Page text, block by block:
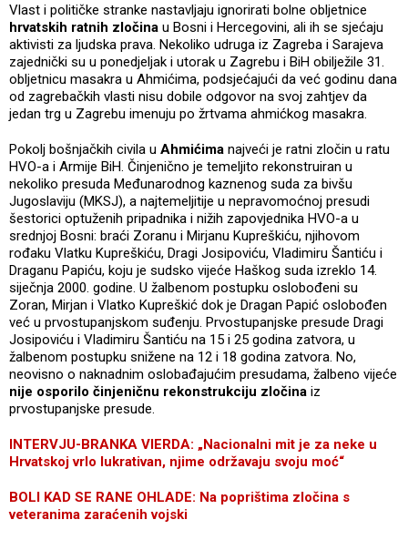
Vlast i političke stranke nastavljaju ignorirati bolne obljetnice
hrvatskih ratnih zločina u Bosni i Hercegovini, ali ih se sjećaju
aktivisti za ljudska prava. Nekoliko udruga iz Zagreba i Sarajeva
zajednički su u ponedjeljak i utorak u Zagrebu i BiH obilježile 31.
obljetnicu masakra u Ahmićima, podsjećajući da već godinu dana
od zagrebačkih vlasti nisu dobile odgovor na svoj zahtjev da
jedan trg u Zagrebu imenuju po žrtvama ahmićkog masakra.
Pokolj bošnjačkih civila u Ahmićima najveći je ratni zločin u ratu
HVO-a i Armije BiH. Činjenično je temeljito rekonstruiran u
nekoliko presuda Međunarodnog kaznenog suda za bivšu
Jugoslaviju (MKSJ), a najtemeljitije u nepravomoćnoj presudi
šestorici optuženih pripadnika i nižih zapovjednika HVO-a u
srednjoj Bosni: braći Zoranu i Mirjanu Kupreškiću, njihovom
rođaku Vlatku Kupreškiću, Dragi Josipoviću, Vladimiru Šantiću i
Draganu Papiću, koju je sudsko vijeće Haškog suda izreklo 14.
siječnja 2000. godine. U žalbenom postupku oslobođeni su
Zoran, Mirjan i Vlatko Kupreškić dok je Dragan Papić oslobođen
već u prvostupanjskom suđenju. Prvostupanjske presude Dragi
Josipoviću i Vladimiru Šantiću na 15 i 25 godina zatvora, u
žalbenom postupku snižene na 12 i 18 godina zatvora. No,
neovisno o naknadnim oslobađajućim presudama, žalbeno vijeće
nije osporilo činjeničnu rekonstrukciju zločina iz
prvostupanjske presude.
INTERVJU-BRANKA VIERDA: „Nacionalni mit je za neke u
Hrvatskoj vrlo lukrativan, njime održavaju svoju moć“
BOLI KAD SE RANE OHLADE: Na poprištima zločina s
veteranima zaraćenih vojski